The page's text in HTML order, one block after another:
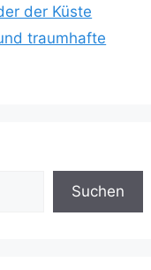
der Küste
traumhafte
Suchen